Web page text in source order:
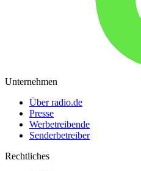
Unternehmen
Über radio.de
Presse
Werbetreibende
Senderbetreiber
Rechtliches